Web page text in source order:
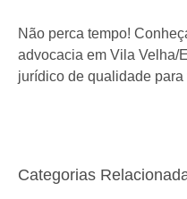
Não perca tempo!
advocacia em Vila Velha/
jurídico de qualidade
Categorias